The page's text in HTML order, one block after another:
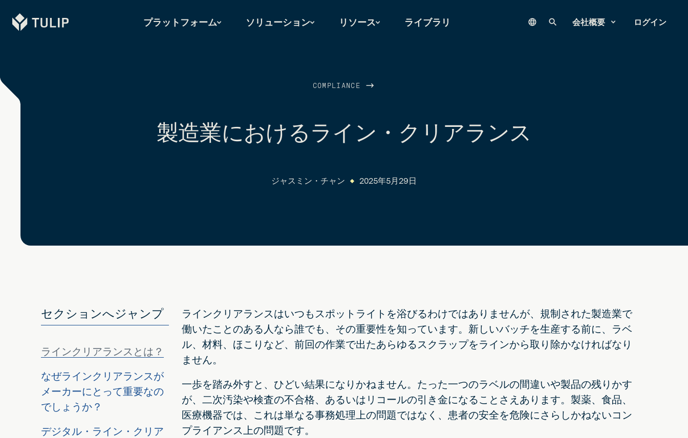
Tulip プラットフォーム ソリューション リソース ライブラリ Languageサイト内検索
会社概要 ログイン
COMPLIANCE
製造業におけるライン・クリアランス
ジャスミン・チャン 2025年5月29日
セクションへジャンプ
ラインクリアランスとは？
なぜラインクリアランスが
メーカーにとって重要なの
でしょうか？
デジタル・ライン・クリア
ラインクリアランスはいつもスポットライトを浴びるわけではありませんが、規制された製造業で
働いたことのある人なら誰でも、その重要性を知っています。新しいバッチを生産する前に、ラベ
ル、材料、ほこりなど、前回の作業で出たあらゆるスクラップをラインから取り除かなければなり
ません。
一歩を踏み外すと、ひどい結果になりかねません。たった一つのラベルの間違いや製品の残りかす
が、二次汚染や検査の不合格、あるいはリコールの引き金になることさえあります。製薬、食品、
医療機器では、これは単なる事務処理上の問題ではなく、患者の安全を危険にさらしかねないコン
プライアンス上の問題です。